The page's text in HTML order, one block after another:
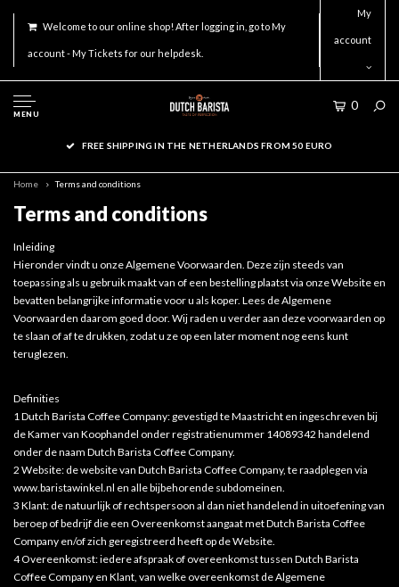
Welcome to our online shop! After logging in, go to My
account - My Tickets for our helpdesk.
My
account
MENU
0
FREE SHIPPING IN THE NETHERLANDS FROM 50 EURO
Home Terms and conditions
Terms and conditions
Inleiding
Hieronder vindt u onze Algemene Voorwaarden. Deze zijn steeds van
toepassing als u gebruik maakt van of een bestelling plaatst via onze Website en
bevatten belangrijke informatie voor u als koper. Lees de Algemene
Voorwaarden daarom goed door. Wij raden u verder aan deze voorwaarden op
te slaan of af te drukken, zodat u ze op een later moment nog eens kunt
teruglezen.
Definities
1 Dutch Barista Coffee Company: gevestigd te Maastricht en ingeschreven bij
de Kamer van Koophandel onder registratienummer 14089342 handelend
onder de naam Dutch Barista Coffee Company.
2 Website: de website van Dutch Barista Coffee Company, te raadplegen via
www.baristawinkel.nl en alle bijbehorende subdomeinen.
3 Klant: de natuurlijk of rechtspersoon al dan niet handelend in uitoefening van
beroep of bedrijf die een Overeenkomst aangaat met Dutch Barista Coffee
Company en/of zich geregistreerd heeft op de Website.
4 Overeenkomst: iedere afspraak of overeenkomst tussen Dutch Barista
Coffee Company en Klant, van welke overeenkomst de Algemene